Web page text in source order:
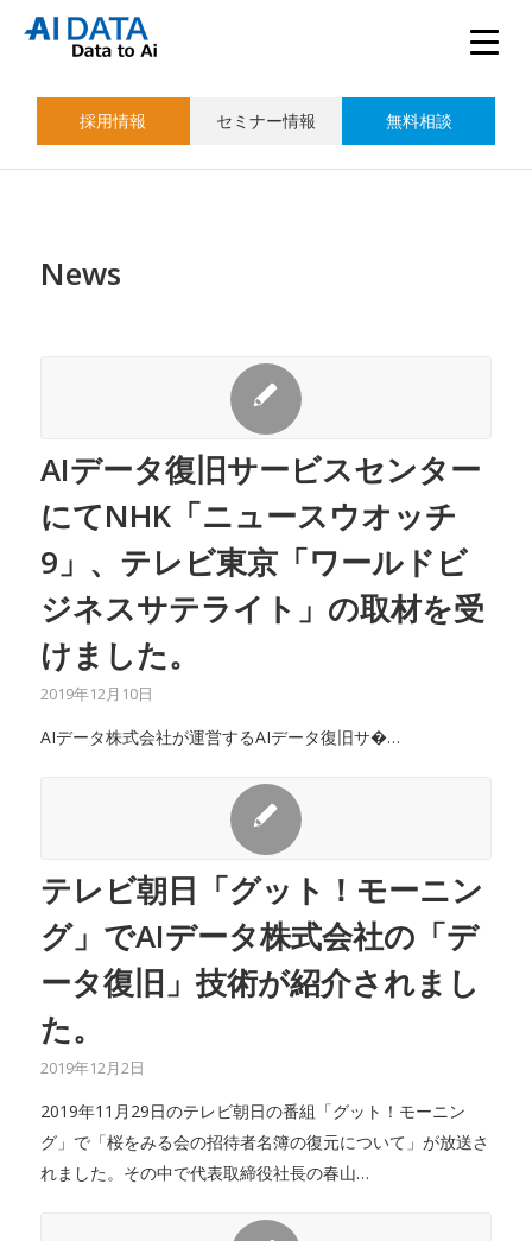
採用情報 セミナー情報 無料相談
News
AIデータ復旧サービスセンター
にてNHK「ニュースウオッチ
9」、テレビ東京「ワールドビ
ジネスサテライト」の取材を受
けました。
2019年12月10日
AIデータ株式会社が運営するAIデータ復旧サ�…
テレビ朝日「グット！モーニン
グ」でAIデータ株式会社の「デ
ータ復旧」技術が紹介されまし
た。
2019年12月2日
2019年11月29日のテレビ朝日の番組「グット！モーニン
グ」で「桜をみる会の招待者名簿の復元について」が放送さ
れました。その中で代表取締役社長の春山…